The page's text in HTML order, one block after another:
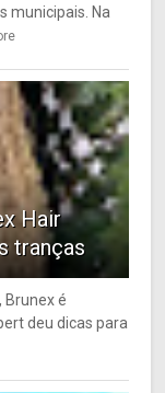
municipais. Na
Hair
tranças
Brunex é
deu dicas para